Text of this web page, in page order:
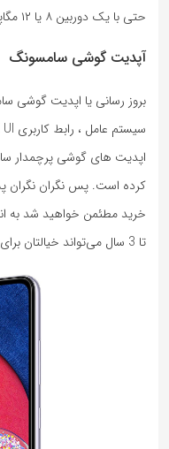
حتی با یک دوربین ۸ یا ۱۲ مگاپیکسلی با دیافراگم f/2.0 یا f/2.2 کار کند.
آپدیت گوشی سامسونگ
بروز رسانی یا اپدیت گوشی
کرده است. پس نگران نگران
تا 3 سال می‌تواند خیالتان برای گرفتن اپدیت سامسونگ راحت باشد.